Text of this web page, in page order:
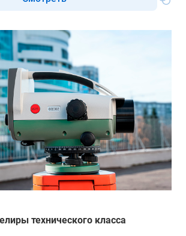
технического класса